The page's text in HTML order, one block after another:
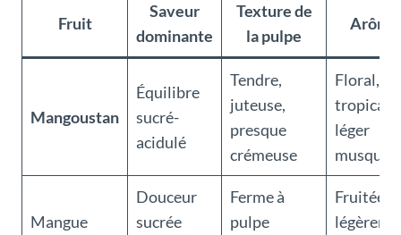
Fruit
Saveur
dominante
Texture de
la pulpe
Arôme
Mangoustan
Équilibre
sucré-
acidulé
Tendre,
juteuse,
presque
crémeuse
Floral,
tropical,
léger
musqué
Mangue
Douceur
sucrée
Ferme à
pulpe
Fruitée à